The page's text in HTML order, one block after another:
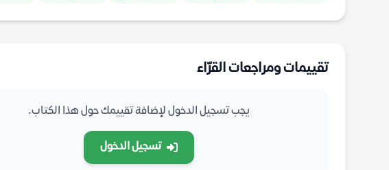
تقييمات ومراجعات القرّاء
يجب تسجيل الدخول لإضافة تقييمك حول هذا الكتاب.
تسجيل الدخول